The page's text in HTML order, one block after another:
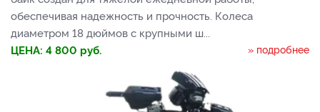
обеспечивая надежность и прочность. Колеса
диаметром 18 дюймов с крупными ш...
ЦЕНА: 4 800 руб. » подробнее